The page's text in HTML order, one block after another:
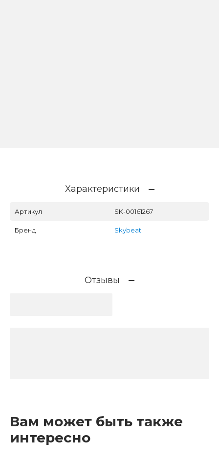
Характеристики
Артикул SK-00161267
Бренд Skybeat
Отзывы
Вам может быть также
интересно